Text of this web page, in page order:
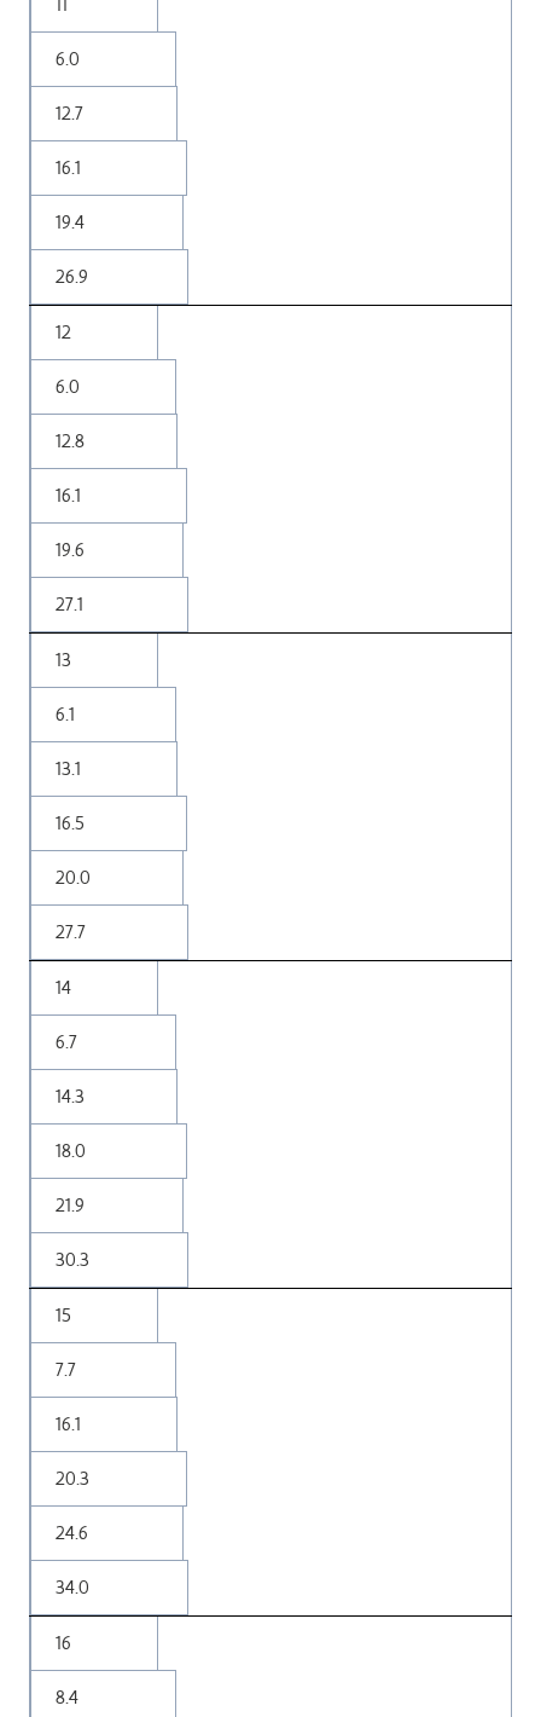
6.0
12.7
16.1
19.4
26.9
12
6.0
12.8
16.1
19.6
27.1
13
6.1
13.1
16.5
20.0
27.7
14
6.7
14.3
18.0
21.9
30.3
15
7.7
16.1
20.3
24.6
34.0
16
8.4